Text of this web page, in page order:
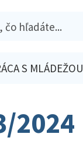
S MLÁDEŽOU
2024